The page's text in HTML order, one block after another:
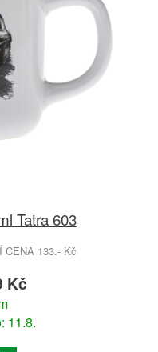
Tatra 603
CENA 133.- Kč
Kč
11.8.